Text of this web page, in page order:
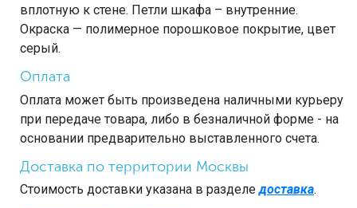
вплотную к стене. Петли шкафа – внутренние.
Окраска — полимерное порошковое покрытие, цвет
серый.
Оплата
Оплата может быть произведена наличными курьеру
при передаче товара, либо в безналичной форме - на
основании предварительно выставленного счета.
Доставка по территории Москвы
Стоимость доставки указана в разделедоставка.